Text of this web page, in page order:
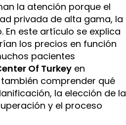
la atención porque el
privada de alta gama, la
este artículo se explica
los precios en función
pacientes
Of Turkey en
también comprender qué
la elección de la
y el proceso